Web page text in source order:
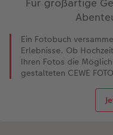
Ein Fotobuch
Erlebnisse. Ob
Ihren Fotos die
gestalteten CEWE